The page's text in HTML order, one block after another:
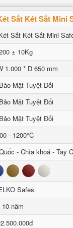
Sắt Két Sắt Mini
Sắt Két Sắt Mini
± 10Kg
1.000 * D 650 mm
Mật Tuyệt Đối
Mật Tuyệt Đối
Mật Tuyệt Đối
- 1200°C
- Chìa khoá - Tay
Nâu Đỏ Trắng
Safes
10 năm